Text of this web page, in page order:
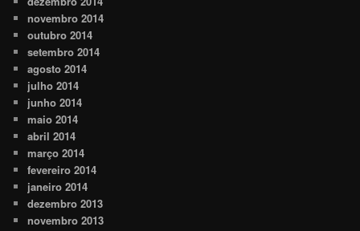
novembro 2014
outubro 2014
setembro 2014
agosto 2014
julho 2014
junho 2014
maio 2014
abril 2014
março 2014
fevereiro 2014
janeiro 2014
dezembro 2013
novembro 2013